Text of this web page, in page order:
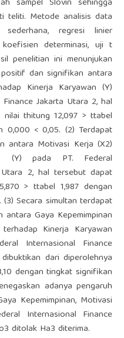
sampel Slovin sehingga
teliti. Metode analisis data
regresi linier
determinasi, uji t
penelitian ini menunjukan
dan signifikan antara
Kinerja Karyawan (Y)
Jakarta Utara 2, hal
thitung 12,097 > ttabel
0,000 < 0,05. (2) Terdapat
antara Motivasi Kerja (X2)
(Y) pada PT. Federal
2, hal tersebut dapat
> ttabel 1,987 dengan
Secara simultan terdapat
Gaya Kepemimpinan
Kinerja Karyawan
Internasional Finance
dari diperolehnya
dengan tingkat signifikan
adanya pengaruh
Kepemimpinan, Motivasi
Internasional Finance
ditolak Ha3 diterima.